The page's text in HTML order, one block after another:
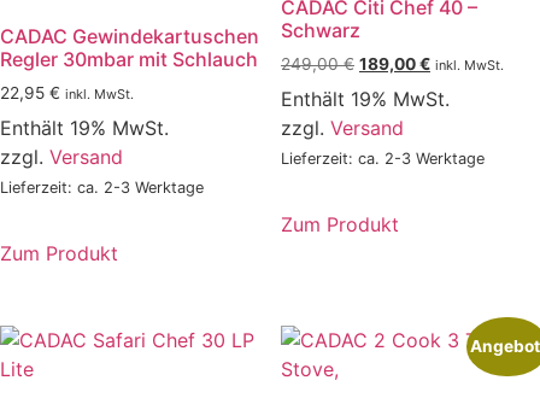
CADAC Gewindekartuschen
Regler 30mbar mit Schlauch
22,95 € inkl. MwSt.
Enthält 19% MwSt.
zzgl. Versand
Lieferzeit: ca. 2-3 Werktage
Zum Produkt
CADAC Citi Chef 40 –
Schwarz
249,00€ Ursprünglicher
war:
249,00 €
189,00€Aktueller
ist:
inkl. MwSt.
Enthält 19% MwSt.
zzgl. Versand
Lieferzeit: ca. 2-3 Werktage
Zum Produkt
mehrere
Varianten